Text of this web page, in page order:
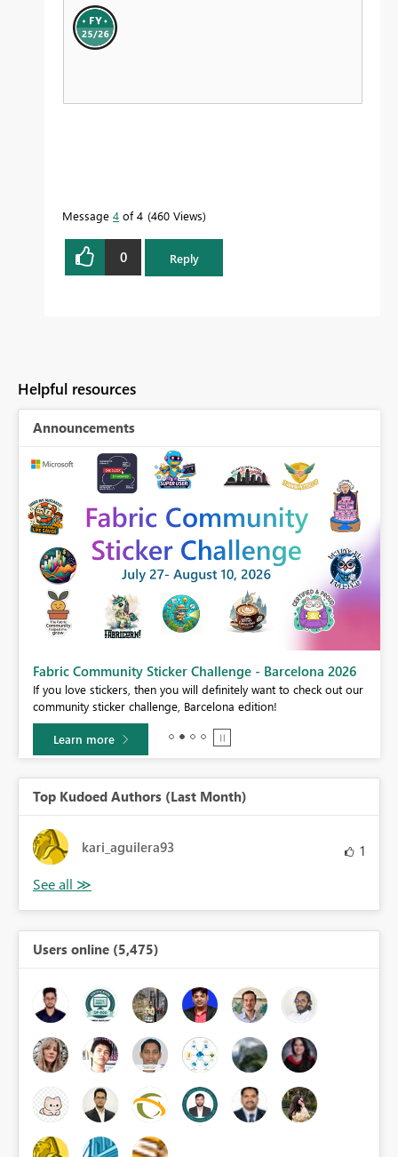
Message 4 of 4 460 Views
0 Reply
Helpful resources
Announcements
Fabric Community Sticker Challenge - Barcelona 2026
If you love stickers, then you will definitely want to check out our
community sticker challenge, Barcelona edition!
Learn more
Top Kudoed Authors (Last Month)
kari_aguilera93 1
Users online (5,475)